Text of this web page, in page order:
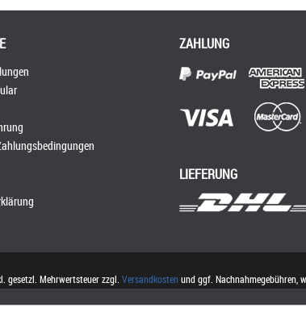
ZAHLUNG
LIEFERUNG
gesetzl. Mehrwertsteuer zzgl. Versandkosten und ggf. Nachnahmegebühren,